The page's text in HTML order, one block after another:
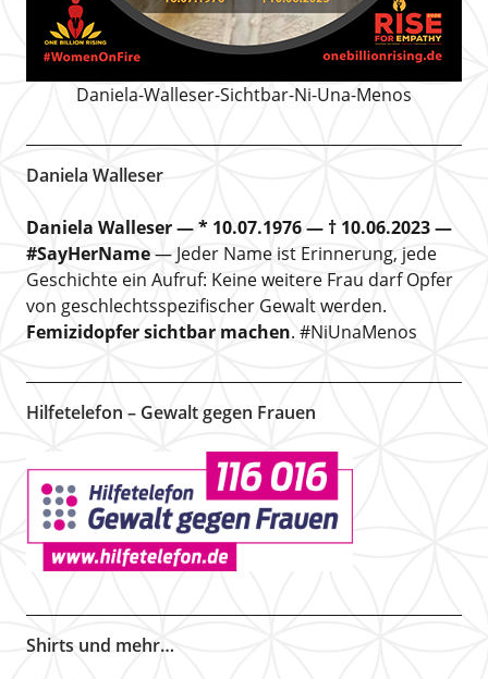
Daniela-Walleser-Sichtbar-Ni-Una-Menos
Daniela Walleser
Daniela Walleser — * 10.07.1976 — † 10.06.2023 —
#SayHerName— Jeder Name ist Erinnerung, jede
Geschichte ein Aufruf: Keine weitere Frau darf Opfer
von geschlechtsspezifischer Gewalt werden.
Femizidopfer sichtbar machen. #NiUnaMenos
Hilfetelefon – Gewalt gegen Frauen
Shirts und mehr…